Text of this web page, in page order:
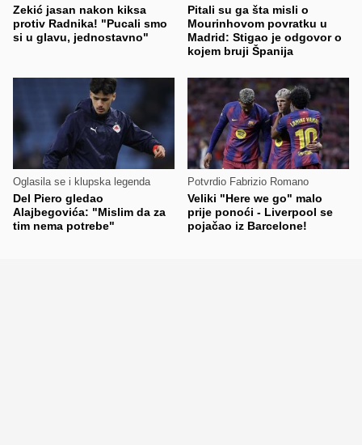
Zekić jasan nakon kiksa
protiv Radnika! "Pucali smo
si u glavu, jednostavno"
Pitali su ga šta misli o
Mourinhovom povratku u
Madrid: Stigao je odgovor o
kojem bruji Španija
Oglasila se i klupska legenda
Del Piero gledao
Alajbegovića: "Mislim da za
tim nema potrebe"
Potvrdio Fabrizio Romano
Veliki "Here we go" malo
prije ponoći - Liverpool se
pojačao iz Barcelone!